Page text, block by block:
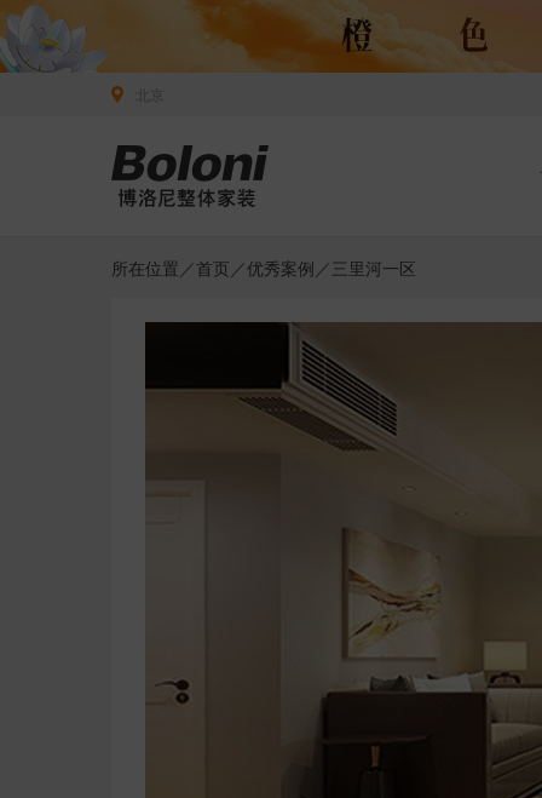
所在位置／首页 ／优秀案例 ／三里河一区